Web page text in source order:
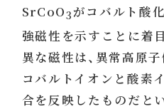
SrCoO3 がコバルト酸
強磁性を示すことに着
異な磁性は、異常高原
コバルトイオンと酸素
合を反映したものだと